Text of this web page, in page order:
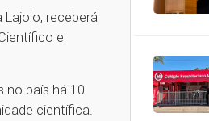
receberá
e
no país há 10
científica.